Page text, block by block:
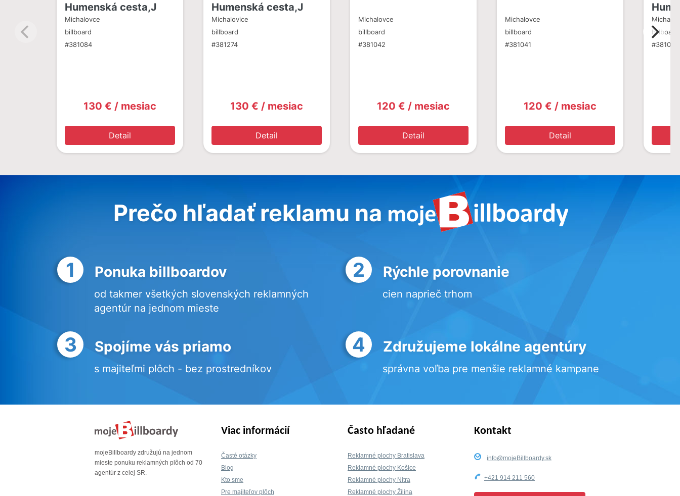
Humenská cesta,J
Michalovce
billboard
#381084
130 € / mesiac
Detail
Humenská cesta,J
Michalovice
billboard
#381274
130 € / mesiac
Detail
Michalovce
billboard
#381042
120 € / mesiac
Detail
Michalovce
billboard
#381041
120 € / mesiac
Detail
billboard
#381087
Prečo hľadať reklamu na
1 Ponuka billboardov
od takmer všetkých slovenských reklamných
agentúr na jednom mieste
2 Rýchle porovnanie
cien naprieč trhom
3 Spojíme vás priamo
s majiteľmi plôch - bez prostredníkov
4 Združujeme lokálne agentúry
správna voľba pre menšie reklamné kampane
mojeBillboardy združujú na jednom
mieste ponuku reklamných plôch od 70
agentúr z celej SR.
Viac informácií
Časté otázky
Blog
Kto sme
Pre majiteľov plôch
Často hľadané
Reklamné plochy Bratislava
Reklamné plochy Košice
Reklamné plochy Nitra
Reklamné plochy Žilina
Kontakt
info@mojeBillboardy.sk
+421 914 211 560